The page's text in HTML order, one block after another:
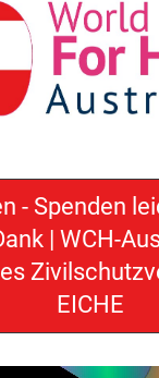
- Spenden
| WCH-
EICHE